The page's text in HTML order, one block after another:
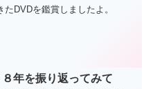
たDVDを鑑賞しましたよ。
８年を振り返ってみて